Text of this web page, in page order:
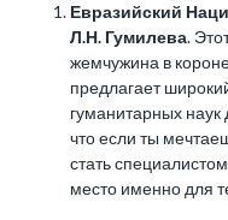
Евразийский
Л.Н. Гумилева.
жемчужина в
предлагает
гуманитарных наук
что если ты
стать
место именно для